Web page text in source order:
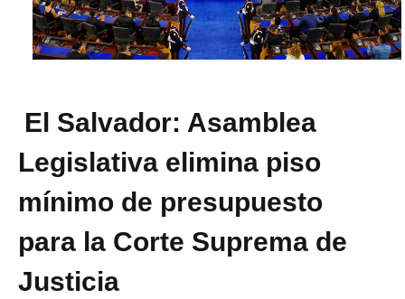
El Salvador: Asamblea
Legislativa elimina piso
mínimo de presupuesto
para la Corte Suprema de
Justicia